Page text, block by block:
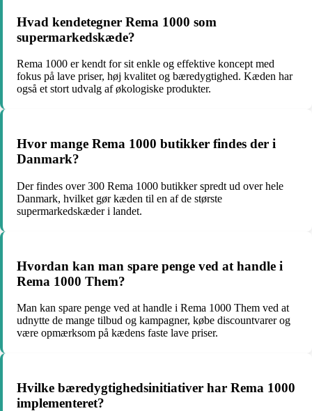
Hvad kendetegner Rema 1000 som
supermarkedskæde?
Rema 1000 er kendt for sit enkle og effektive koncept med
fokus på lave priser, høj kvalitet og bæredygtighed. Kæden har
også et stort udvalg af økologiske produkter.
Hvor mange Rema 1000 butikker findes der i
Danmark?
Der findes over 300 Rema 1000 butikker spredt ud over hele
Danmark, hvilket gør kæden til en af de største
supermarkedskæder i landet.
Hvordan kan man spare penge ved at handle i
Rema 1000 Them?
Man kan spare penge ved at handle i Rema 1000 Them ved at
udnytte de mange tilbud og kampagner, købe discountvarer og
være opmærksom på kædens faste lave priser.
Hvilke bæredygtighedsinitiativer har Rema 1000
implementeret?